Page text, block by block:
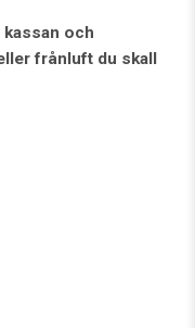
och
frånluft du skall